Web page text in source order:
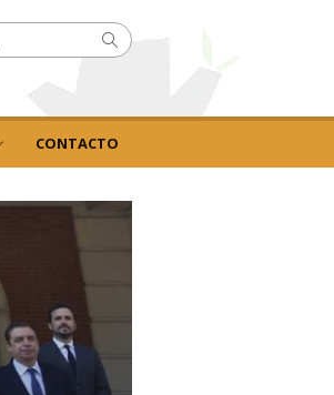
Buscar
CONTACTO